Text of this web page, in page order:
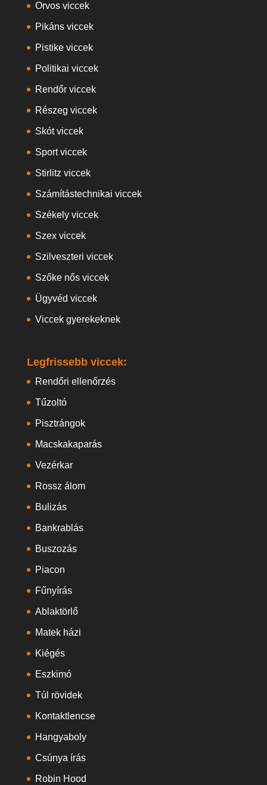
Orvos viccek
Pikáns viccek
Pistike viccek
Politikai viccek
Rendőr viccek
Részeg viccek
Skót viccek
Sport viccek
Stirlitz viccek
Számítástechnikai viccek
Székely viccek
Szex viccek
Szilveszteri viccek
Szőke nős viccek
Ügyvéd viccek
Viccek gyerekeknek
Legfrissebb viccek:
Rendőri ellenőrzés
Tűzoltó
Pisztrángok
Macskakaparás
Vezérkar
Rossz álom
Bulizás
Bankrablás
Buszozás
Piacon
Fűnyírás
Ablaktörlő
Matek házi
Kiégés
Eszkimó
Túl rövidek
Kontaktlencse
Hangyaboly
Csúnya írás
Robin Hood